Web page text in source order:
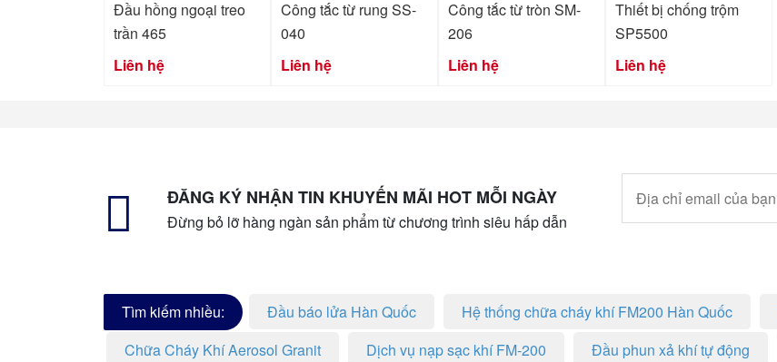
Đầu hồng ngoại treo
trần 465
Liên hệ
Công tắc từ rung SS-
040
Liên hệ
Công tắc từ tròn SM-
206
Liên hệ
Thiết bị chống trộm
SP5500
Liên hệ
ĐĂNG KÝ NHẬN TIN KHUYẾN MÃI HOT MỖI NGÀY
Đừng bỏ lỡ hàng ngàn sản phẩm từ chương trình siêu hấp dẫn
Tìm kiếm nhiều: Đầu báo lửa Hàn Quốc Hệ thống chữa cháy khí FM200 Hàn Quốc
Chữa Cháy Khí Aerosol Granit
Dịch vụ nạp sạc khí FM-200 Đầu phun xả khí tự động